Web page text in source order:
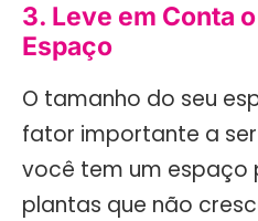
3. Leve em Conta
Espaço
O tamanho do seu
fator importante a
você tem um espaço
plantas que não